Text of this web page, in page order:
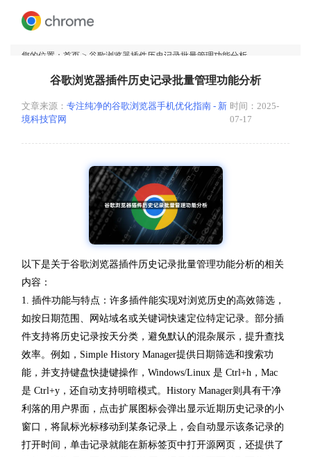
您的位置： 首页 > 谷歌浏览器插件历史记录批量管理功能分析
谷歌浏览器插件历史记录批量管理功能分析
文章来源： 专注纯净的谷歌浏览器手机优化指南 - 新
境科技官网
时间：2025-
07-17
以下是关于谷歌浏览器插件历史记录批量管理功能分析的相关
内容：
1. 插件功能与特点：许多插件能实现对浏览历史的高效筛选，
如按日期范围、网站域名或关键词快速定位特定记录。部分插
件支持将历史记录按天分类，避免默认的混杂展示，提升查找
效率。例如，Simple History Manager提供日期筛选和搜索功
能，并支持键盘快捷键操作，Windows/Linux 是 Ctrl+h，Mac
是 Ctrl+y，还自动支持明暗模式。History Manager则具有干净
利落的用户界面，点击扩展图标会弹出显示近期历史记录的小
窗口，将鼠标光标移动到某条记录上，会自动显示该条记录的
打开时间，单击记录就能在新标签页中打开源网页，还提供了